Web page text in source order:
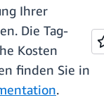
Ihrer
Die Tag-
Kosten
finden Sie in
.